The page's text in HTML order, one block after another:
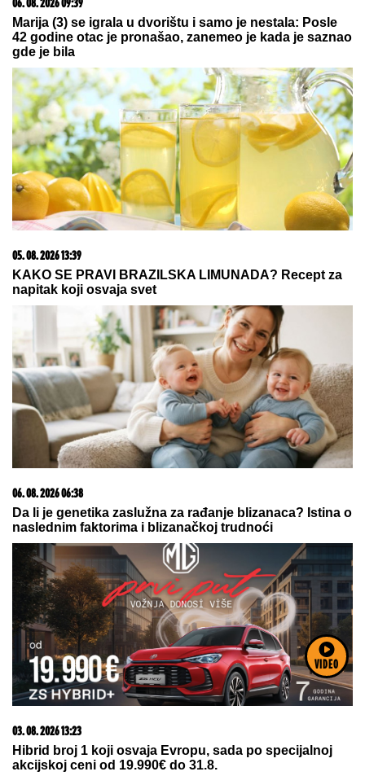
VIDEO
05. 08. 2026 14:12
Koliko visoku temperaturu ljudsko telo može da izdrži?
Većina građana izgubi novac pre nego što stigne na
letovanje - ovih 7 troškova skoro niko ne planira
06. 08. 2026 09:39
Marija (3) se igrala u dvorištu i samo je nestala: Posle
42 godine otac je pronašao, zanemeo je kada je saznao
gde je bila